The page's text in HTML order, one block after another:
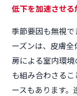
低下を加速させ
季節要因も無視
ーズンは、皮膚
房による室内環
も組み合わさる
ースもあります